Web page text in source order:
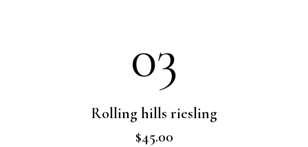
03
Rolling hills riesling
$45.00